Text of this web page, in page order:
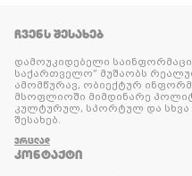
ᲩᲕᲔᲜᲡ ᲨᲔᲡᲐᲮᲔᲑ
დამოუკიდებელი
საქართველო” მუშაობს
ამომწურავ, ობიექტურ
მსოფლიოში მიმდინარე
კულტურულ, სპორტულ და სხვა
შესახებ.
ᲕᲠᲪᲚᲐᲓ
ᲙᲝᲜᲢᲐᲥᲢᲘ